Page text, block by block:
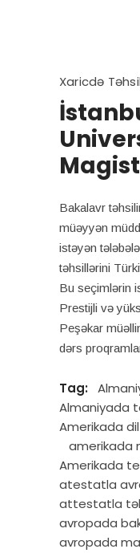
Xaricdə Təhsil
Bakalavr
müəyyən
istəyən
təhsillərini
Bu seçimlərin
Prestijli və
Peşəkar
dərs
Tag:
Almaniyada
Amerikada
amerikada
Amerikada
atestatla
attestatla
avropada
avropada